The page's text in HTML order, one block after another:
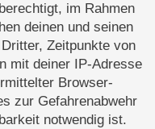
im Rahmen
deinen und seinen
Zeitpunkte von
mit deiner IP-Adresse
Browser-
zur Gefahrenabwehr
notwendig ist.